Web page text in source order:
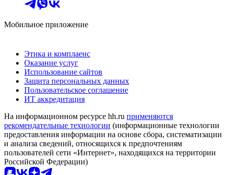
Мобильное приложение
Этика и комплаенс
Оказание услуг
Использование сайтов
Защита персональных данных
Пользовательское соглашение
ИТ аккредитация
На информационном ресурсе hh.ru применяются
рекомендательные технологии (информационные технологии
предоставления информации на основе сбора, систематизации
и анализа сведений, относящихся к предпочтениям
пользователей сети «Интернет», находящихся на территории
Российской Федерации)